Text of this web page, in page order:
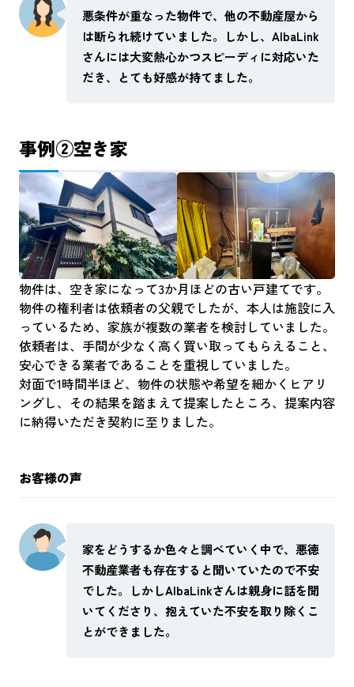
悪条件が重なった物件で、他の不動産屋から
は断られ続けていました。しかし、AlbaLink
さんには大変熱心かつスピーディに対応いた
だき、とても好感が持てました。
事例②空き家
物件は、空き家になって3か月ほどの古い戸建てです。
物件の権利者は依頼者の父親でしたが、本人は施設に入
っているため、家族が複数の業者を検討していました。
依頼者は、手間が少なく高く買い取ってもらえること、
安心できる業者であることを重視していました。
対面で1時間半ほど、物件の状態や希望を細かくヒアリ
ングし、その結果を踏まえて提案したところ、提案内容
に納得いただき契約に至りました。
お客様の声
家をどうするか色々と調べていく中で、悪徳
不動産業者も存在すると聞いていたので不安
でした。しかしAlbaLinkさんは親身に話を聞
いてくださり、抱えていた不安を取り除くこ
とができました。